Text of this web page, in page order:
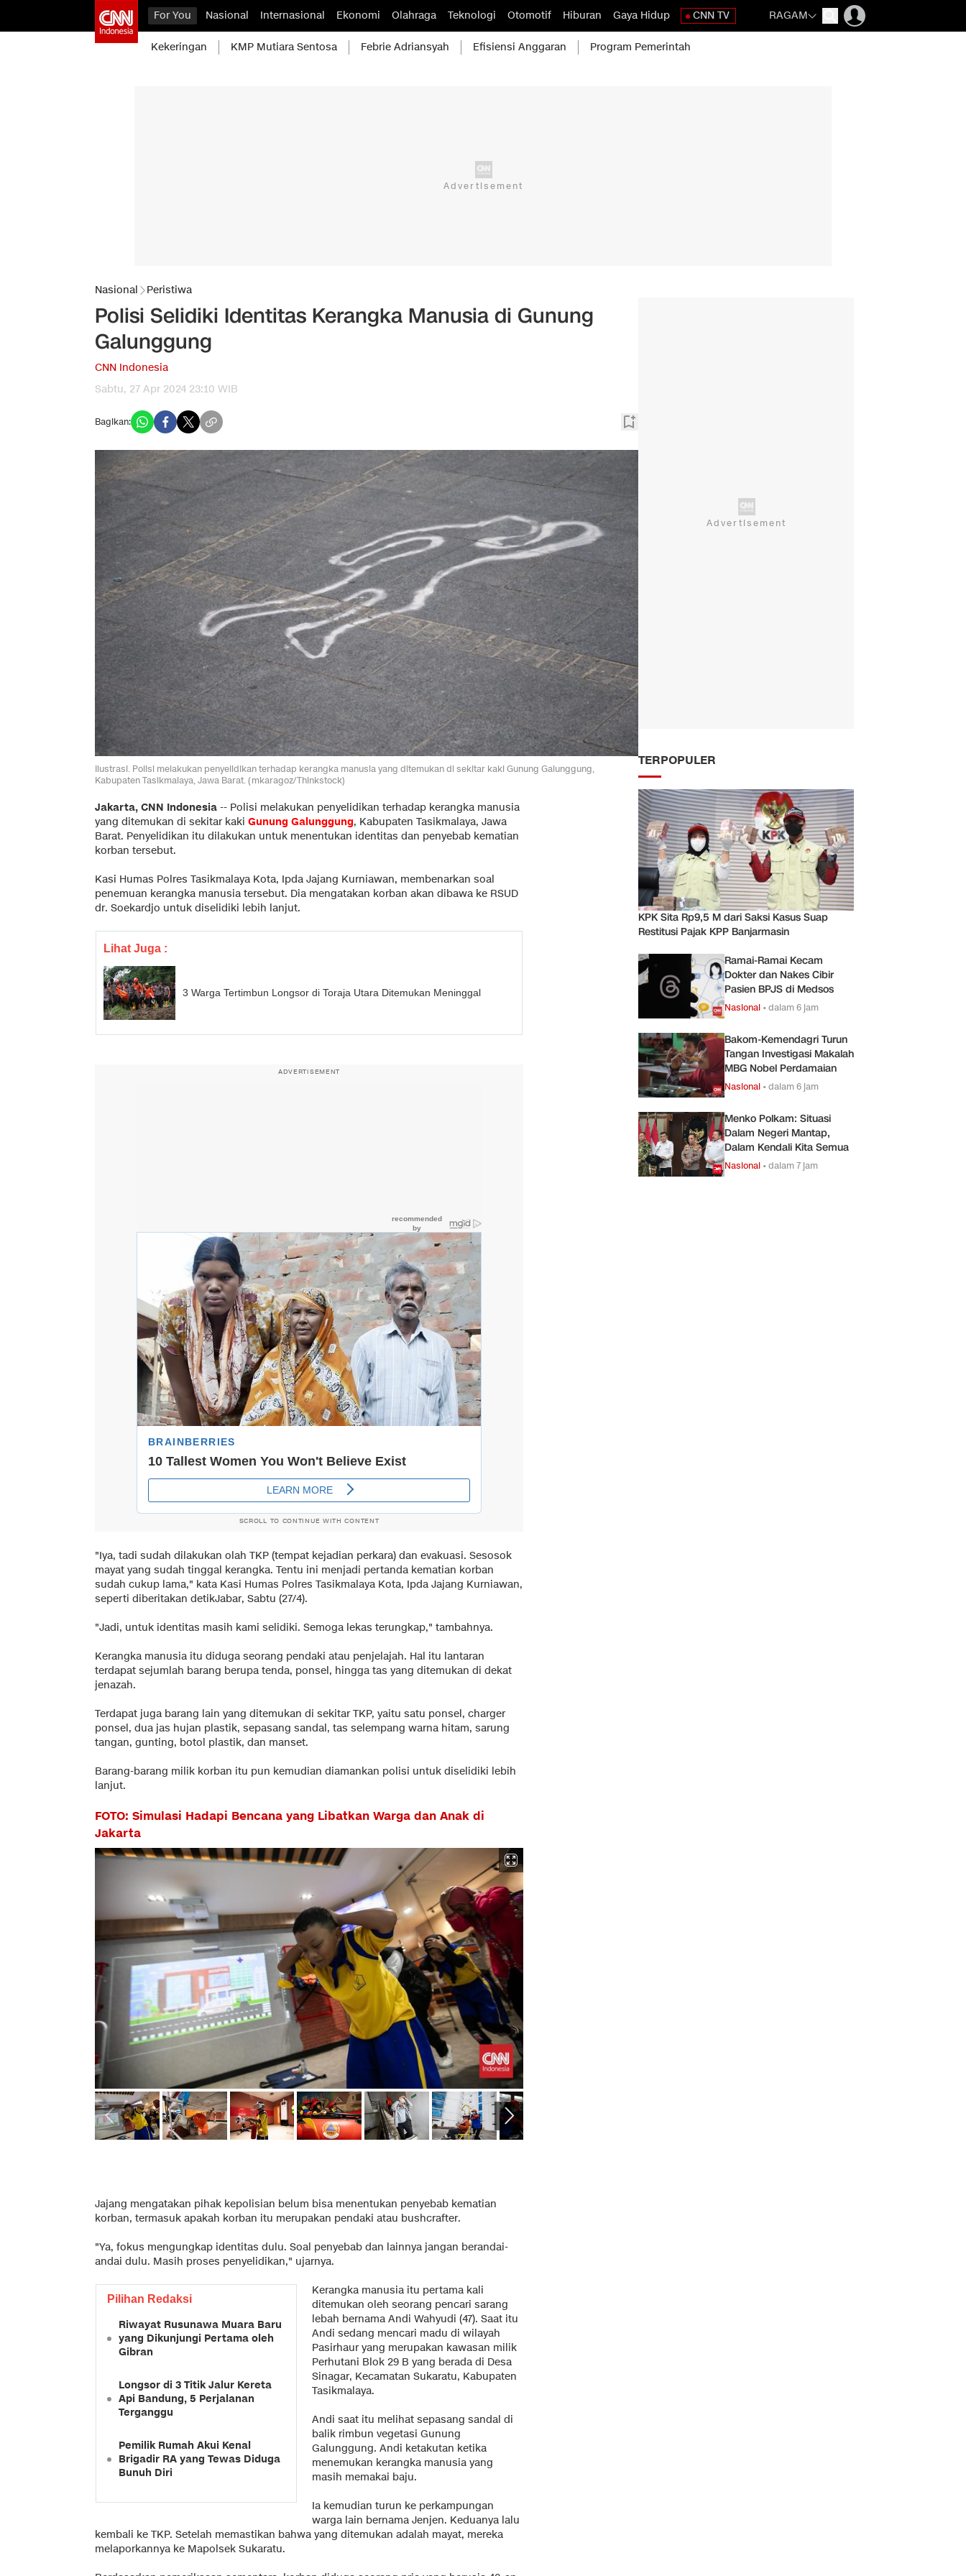
For You Nasional Internasional Ekonomi Olahraga Teknologi Otomotif Hiburan Gaya Hidup CNN TV RAGAM
Kekeringan KMP Mutiara Sentosa Febrie Adriansyah Efisiensi Anggaran Program Pemerintah
Nasional Peristiwa
Polisi Selidiki Identitas Kerangka Manusia di Gunung
Galunggung
CNN Indonesia
Sabtu, 27 Apr 2024 23:10 WIB
Bagikan:
Ilustrasi. Polisi melakukan penyelidikan terhadap kerangka manusia yang ditemukan di sekitar kaki Gunung Galunggung,
Kabupaten Tasikmalaya, Jawa Barat. (mkaragoz/Thinkstock)
Jakarta, CNN Indonesia -- Polisi melakukan penyelidikan terhadap kerangka manusia
yang ditemukan di sekitar kaki Gunung Galunggung, Kabupaten Tasikmalaya, Jawa
Barat. Penyelidikan itu dilakukan untuk menentukan identitas dan penyebab kematian
korban tersebut.
Kasi Humas Polres Tasikmalaya Kota, Ipda Jajang Kurniawan, membenarkan soal
penemuan kerangka manusia tersebut. Dia mengatakan korban akan dibawa ke RSUD
dr. Soekardjo untuk diselidiki lebih lanjut.
Lihat Juga :
3 Warga Tertimbun Longsor di Toraja Utara Ditemukan Meninggal
ADVERTISEMENT
SCROLL TO CONTINUE WITH CONTENT
"Iya, tadi sudah dilakukan olah TKP (tempat kejadian perkara) dan evakuasi. Sesosok
mayat yang sudah tinggal kerangka. Tentu ini menjadi pertanda kematian korban
sudah cukup lama," kata Kasi Humas Polres Tasikmalaya Kota, Ipda Jajang Kurniawan,
seperti diberitakan detikJabar, Sabtu (27/4).
"Jadi, untuk identitas masih kami selidiki. Semoga lekas terungkap," tambahnya.
Kerangka manusia itu diduga seorang pendaki atau penjelajah. Hal itu lantaran
terdapat sejumlah barang berupa tenda, ponsel, hingga tas yang ditemukan di dekat
jenazah.
Terdapat juga barang lain yang ditemukan di sekitar TKP, yaitu satu ponsel, charger
ponsel, dua jas hujan plastik, sepasang sandal, tas selempang warna hitam, sarung
tangan, gunting, botol plastik, dan manset.
Barang-barang milik korban itu pun kemudian diamankan polisi untuk diselidiki lebih
lanjut.
FOTO: Simulasi Hadapi Bencana yang Libatkan Warga dan Anak di
Jakarta
Jajang mengatakan pihak kepolisian belum bisa menentukan penyebab kematian
korban, termasuk apakah korban itu merupakan pendaki atau bushcrafter.
"Ya, fokus mengungkap identitas dulu. Soal penyebab dan lainnya jangan berandai-
andai dulu. Masih proses penyelidikan," ujarnya.
Pilihan Redaksi
Riwayat Rusunawa Muara Baru
yang Dikunjungi Pertama oleh
Gibran
Longsor di 3 Titik Jalur Kereta
Api Bandung, 5 Perjalanan
Terganggu
Pemilik Rumah Akui Kenal
Brigadir RA yang Tewas Diduga
Bunuh Diri
Kerangka manusia itu pertama kali
ditemukan oleh seorang pencari sarang
lebah bernama Andi Wahyudi (47). Saat itu
Andi sedang mencari madu di wilayah
Pasirhaur yang merupakan kawasan milik
Perhutani Blok 29 B yang berada di Desa
Sinagar, Kecamatan Sukaratu, Kabupaten
Tasikmalaya.
Andi saat itu melihat sepasang sandal di
balik rimbun vegetasi Gunung
Galunggung. Andi ketakutan ketika
menemukan kerangka manusia yang
masih memakai baju.
Ia kemudian turun ke perkampungan
warga lain bernama Jenjen. Keduanya lalu
kembali ke TKP. Setelah memastikan bahwa yang ditemukan adalah mayat, mereka
melaporkannya ke Mapolsek Sukaratu.
TERPOPULER
KPK Sita Rp9,5 M dari Saksi Kasus Suap
Restitusi Pajak KPP Banjarmasin
Ramai-Ramai Kecam
Dokter dan Nakes Cibir
Pasien BPJS di Medsos
Nasional •dalam 6 jam
Bakom-Kemendagri Turun
Tangan Investigasi Makalah
MBG Nobel Perdamaian
Nasional •dalam 6 jam
Menko Polkam: Situasi
Dalam Negeri Mantap,
Dalam Kendali Kita Semua
Nasional •dalam 7 jam